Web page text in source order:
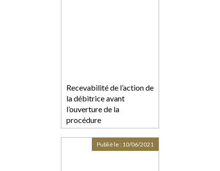
Recevabilité de l’action de
la débitrice avant
l’ouverture de la
procédure
Publié le : 10/06/2021